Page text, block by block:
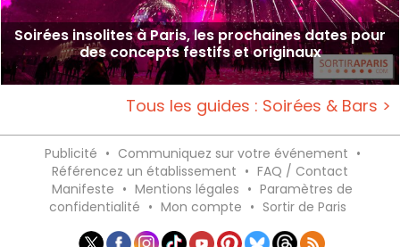
Soirées insolites à Paris, les prochaines dates pour
des concepts festifs et originaux
Tous les guides : Soirées & Bars >
Publicité • Communiquez sur votre événement •
Référencez un établissement • FAQ / Contact
Manifeste • Mentions légales • Paramètres de
confidentialité • Mon compte • Sortir de Paris